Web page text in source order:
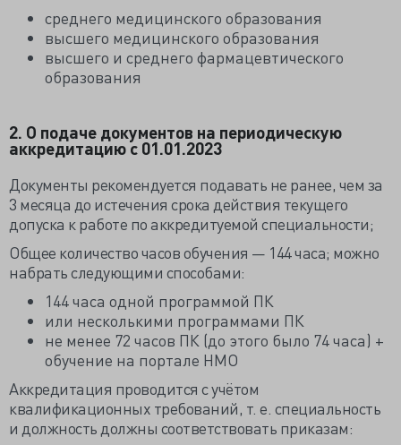
среднего медицинского образования
высшего медицинского образования
высшего и среднего фармацевтического
образования
2. О подаче документов на периодическую
аккредитацию с 01.01.2023
Документы рекомендуется подавать не ранее, чем за
3 месяца до истечения срока действия текущего
допуска к работе по аккредитуемой специальности;
Общее количество часов обучения — 144 часа; можно
набрать следующими способами:
144 часа одной программой ПК
или несколькими программами ПК
не менее 72 часов ПК (до этого было 74 часа) +
обучение на портале НМО
Аккредитация проводится с учётом
квалификационных требований, т. е. специальность
и должность должны соответствовать приказам: